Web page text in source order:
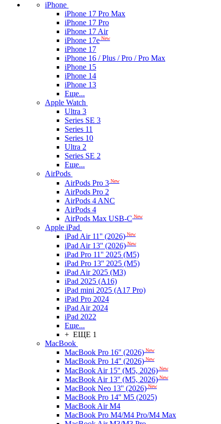
iPhone
iPhone 17 Pro Max
iPhone 17 Pro
iPhone 17 Air
iPhone 17e New
iPhone 17
iPhone 16 / Plus / Pro / Pro Max
iPhone 15
iPhone 14
iPhone 13
Еще...
Apple Watch
Ultra 3
Series SE 3
Series 11
Series 10
Ultra 2
Series SE 2
Еще...
AirPods
AirPods Pro 3 New
AirPods Pro 2
AirPods 4 ANC
AirPods 4
AirPods Max USB-C New
Apple iPad
iPad Air 11'' (2026) New
iPad Air 13'' (2026) New
iPad Pro 11'' 2025 (M5)
iPad Pro 13'' 2025 (M5)
iPad Air 2025 (M3)
iPad 2025 (A16)
iPad mini 2025 (A17 Pro)
iPad Pro 2024
iPad Air 2024
iPad 2022
Еще...
+ ЕЩЕ 1
MacBook
MacBook Pro 16'' (2026) New
MacBook Pro 14'' (2026) New
MacBook Air 15'' (M5, 2026) New
MacBook Air 13'' (M5, 2026) New
MacBook Neo 13'' (2026) New
MacBook Pro 14'' M5 (2025)
MacBook Air M4
MacBook Pro M4/M4 Pro/M4 Max